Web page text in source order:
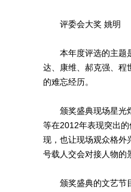
评委会大奖 姚明
本年度评选的主题是
达、康维、郝克强、程
的难忘经历。
颁奖盛典现场星光熠
等在2012年表现突出
现，也让现场观众格外
号载人交会对接人物的
颁奖盛典的文艺节目